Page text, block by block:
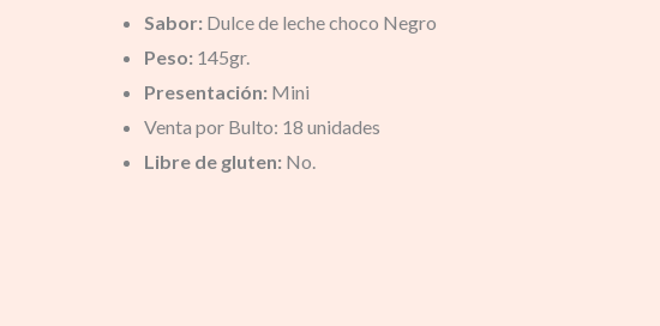
Sabor: Dulce de leche choco Negro
Peso: 145gr.
Presentación: Mini
Venta por Bulto: 18 unidades
Libre de gluten: No.